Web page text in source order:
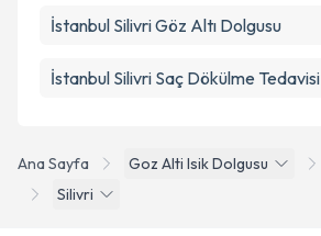
Ana Sayfa Goz Alti Isik Dolgusu
Silivri
İstanbul Silivri Göz Altı Dolgusu
İstanbul Silivri Saç Dökülme Tedavisi